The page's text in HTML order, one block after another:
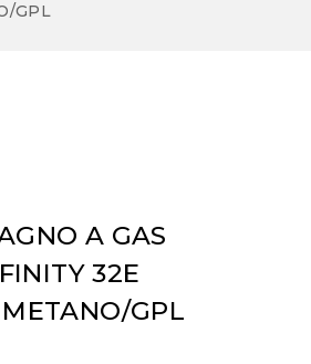
GPL
A GAS
32E
GPL